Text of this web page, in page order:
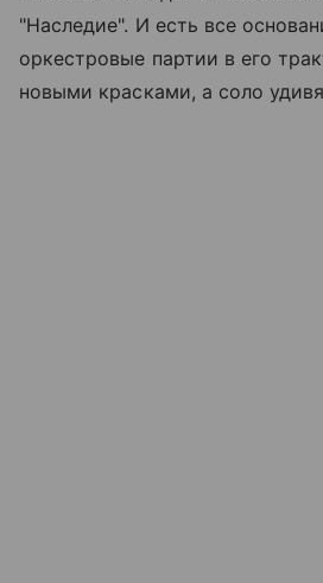
"Наследие". И есть все
оркестровые партии в его
новыми красками, а соло